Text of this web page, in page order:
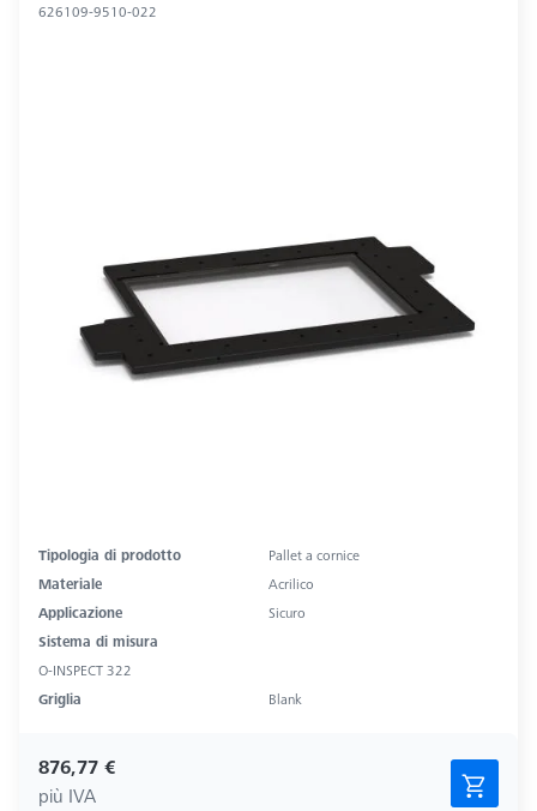
626109-9510-022
Tipologia di prodotto
Pallet a cornice
Materiale
Acrilico
Applicazione
Sicuro
Sistema di misura
O-INSPECT 322
Griglia
Blank
876,77 €
più IVA